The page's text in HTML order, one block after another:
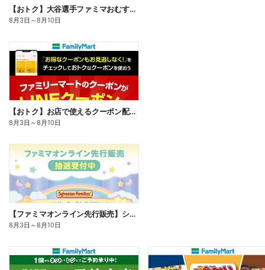
【おトク】大谷選手ファミマおむすび割
8月3日 ～8月10日
【おトク】お店で使えるクーポン配信中
8月3日 ～8月10日
【ファミマオンライン先行販売】シルバニアファミリー
8月3日 ～8月10日